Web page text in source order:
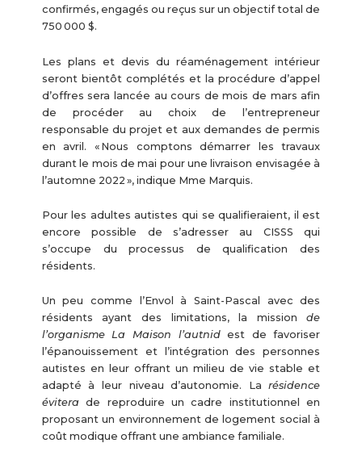
confirmés, engagés ou reçus sur un objectif total de
750 000 $.
Les plans et devis du réaménagement intérieur
seront bientôt complétés et la procédure d’appel
d’offres sera lancée au cours de mois de mars afin
de procéder au choix de l’entrepreneur
responsable du projet et aux demandes de permis
en avril. « Nous comptons démarrer les travaux
durant le mois de mai pour une livraison envisagée à
l’automne 2022 », indique Mme Marquis.
Pour les adultes autistes qui se qualifieraient, il est
encore possible de s’adresser au CISSS qui
s’occupe du processus de qualification des
résidents.
Un peu comme l’Envol à Saint-Pascal avec des
résidents ayant des limitations, la missionde
l’organisme La Maison l’autnidest de favoriser
l’épanouissement et l’intégration des personnes
autistes en leur offrant un milieu de vie stable et
adapté à leur niveau d’autonomie. Larésidence
évitera de reproduire un cadre institutionnel en
proposant un environnement de logement social à
coût modique offrant une ambiance familiale.